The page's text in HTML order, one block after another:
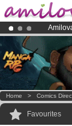
Home > Comics
Favourites